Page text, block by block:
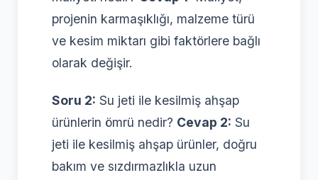
projenin karmaşıklığı, malzeme türü
ve kesim miktarı gibi faktörlere bağlı
olarak değişir.
Soru 2: Su jeti ile kesilmiş ahşap
ürünlerin ömrü nedir? Cevap 2: Su
jeti ile kesilmiş ahşap ürünler, doğru
bakım ve sızdırmazlıkla uzun